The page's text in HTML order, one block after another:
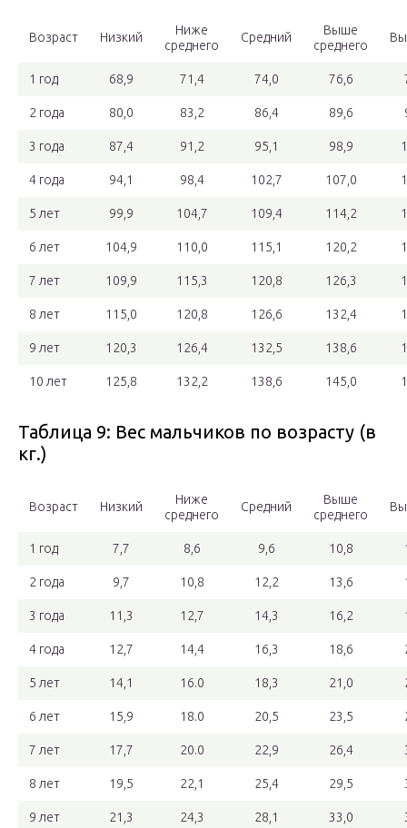
Возраст Низкий
Ниже
среднего
Средний
Выше
среднего
1 год 68,9 71,4 74,0 76,6
2 года 80,0 83,2 86,4 89,6
3 года 87,4 91,2 95,1 98,9
4 года 94,1 98,4 102,7 107,0
5 лет 99,9 104,7 109,4 114,2
6 лет 104,9 110,0 115,1 120,2
7 лет 109,9 115,3 120,8 126,3
8 лет 115,0 120,8 126,6 132,4
9 лет 120,3 126,4 132,5 138,6
10 лет 125,8 132,2 138,6 145,0
Таблица 9: Вес мальчиков по возрасту (в
кг.)
Возраст Низкий
Ниже
среднего
Средний
Выше
среднего
1 год 7,7 8,6 9,6 10,8
2 года 9,7 10,8 12,2 13,6
3 года 11,3 12,7 14,3 16,2
4 года 12,7 14,4 16,3 18,6
5 лет 14,1 16.0 18,3 21,0
6 лет 15,9 18.0 20,5 23,5
7 лет 17,7 20.0 22,9 26,4
8 лет 19,5 22,1 25,4 29,5
9 лет 21,3 24,3 28,1 33,0